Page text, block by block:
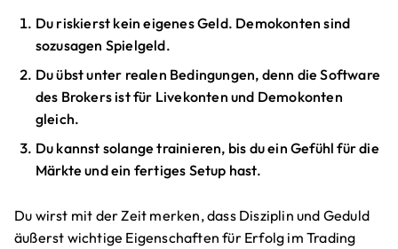
Du riskierst kein eigenes Geld. Demokonten sind
sozusagen Spielgeld.
Du übst unter realen Bedingungen, denn die Software
des Brokers ist für Livekonten und Demokonten
gleich.
Du kannst solange trainieren, bis du ein Gefühl für die
Märkte und ein fertiges Setup hast.
Du wirst mit der Zeit merken, dass Disziplin und Geduld
äußerst wichtige Eigenschaften für Erfolg im Trading